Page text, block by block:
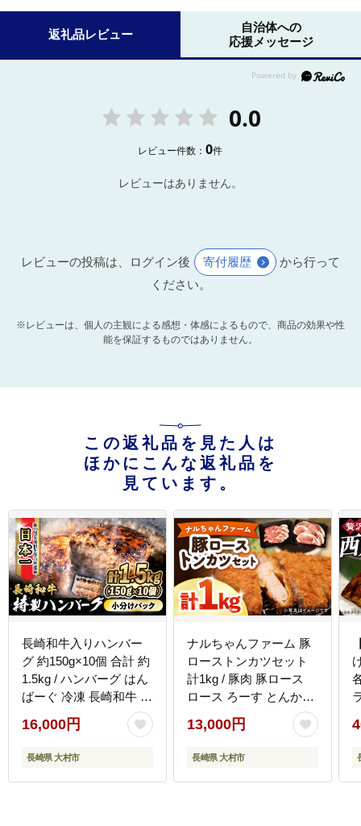
返礼品レビュー
自治体への
応援メッセージ
0.0
レビュー件数：0件
レビューはありません。
レビューの投稿は、ログイン後 寄付履歴
から行って
ください。
※レビューは、個人の主観による感想・体感によるもので、商品の効果や性
能を保証するものではありません。
この返礼品を見た人は
ほかにこんな返礼品を
見ています。
長崎和牛入りハンバー
グ 約150g×10個 合計 約
1.5kg / ハンバーグ はん
ばーぐ 冷凍 長崎和牛 小
分け 惣菜 焼くだけ / 大
村市 かとりストアー
[ACAN006]
16,000円
長崎県 大村市
ナルちゃんファーム 豚
ローストンカツセット
計1kg / 豚肉 豚ロース
ロース ろーす とんかつ
トンカツ 小分け / 大村
市 / おおむら夢ファーム
シュシュ[ACAA016]
13,000円
長崎県 大村市